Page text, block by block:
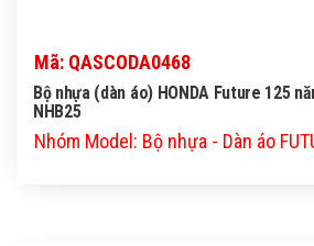
Mã: QASCODA0468
Bộ nhựa (dàn áo) HONDA Future 125
NHB25
Nhóm Model: Bộ nhựa - Dàn áo